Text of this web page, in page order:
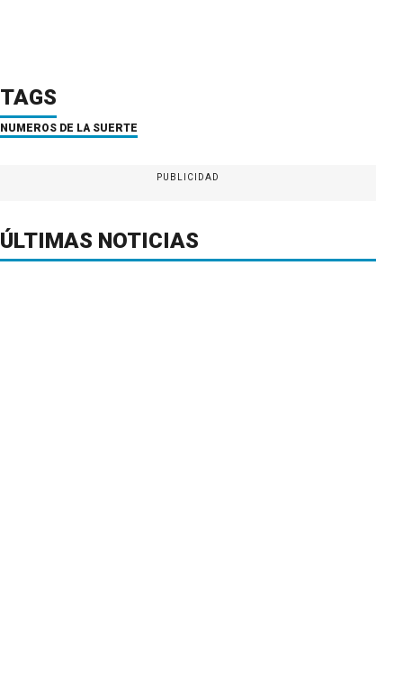
TAGS
NÚMEROS DE LA SUERTE
PUBLICIDAD
ÚLTIMAS NOTICIAS